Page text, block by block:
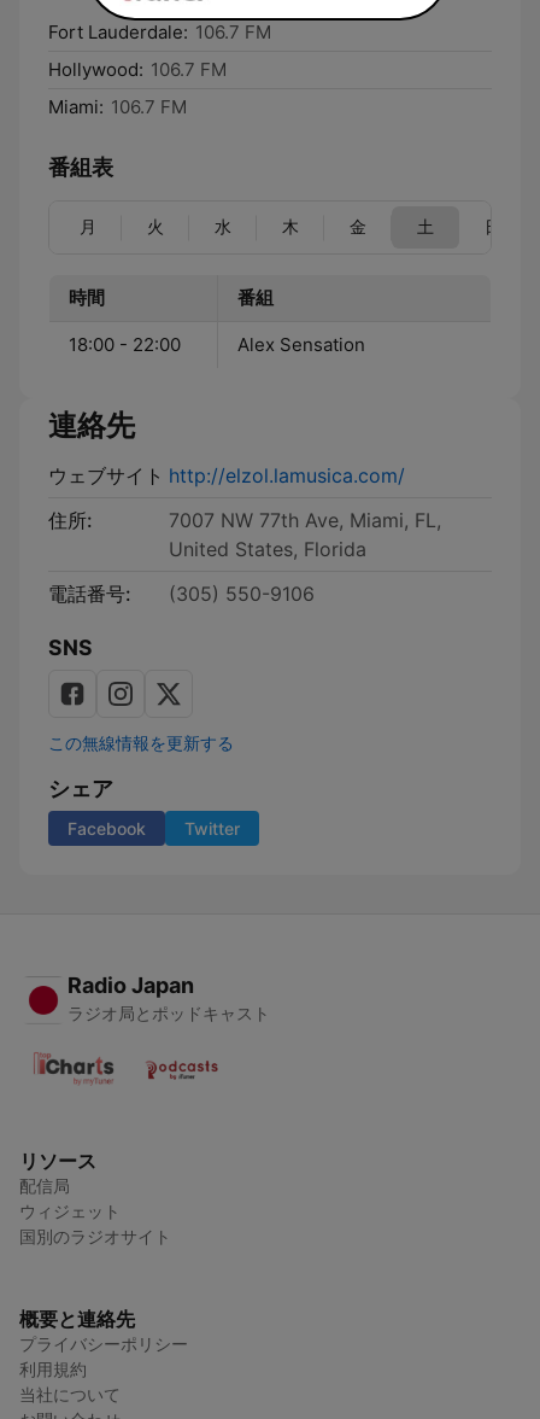
Fort Lauderdale: 106.7 FM
Hollywood: 106.7 FM
Miami: 106.7 FM
番組表
月 火 水 木 金 土 日
時間 番組
18:00 - 22:00 Alex Sensation
連絡先
ウェブサイト http://elzol.lamusica.com/
住所:
7007 NW 77th Ave, Miami, FL,
United States, Florida
電話番号:
(305) 550-9106
SNS
この無線情報を更新する
シェア
Facebook Twitter
Radio Japan
ラジオ局とポッドキャスト
リソース
配信局
ウィジェット
国別のラジオサイト
概要と連絡先
プライバシーポリシー
利用規約
当社について